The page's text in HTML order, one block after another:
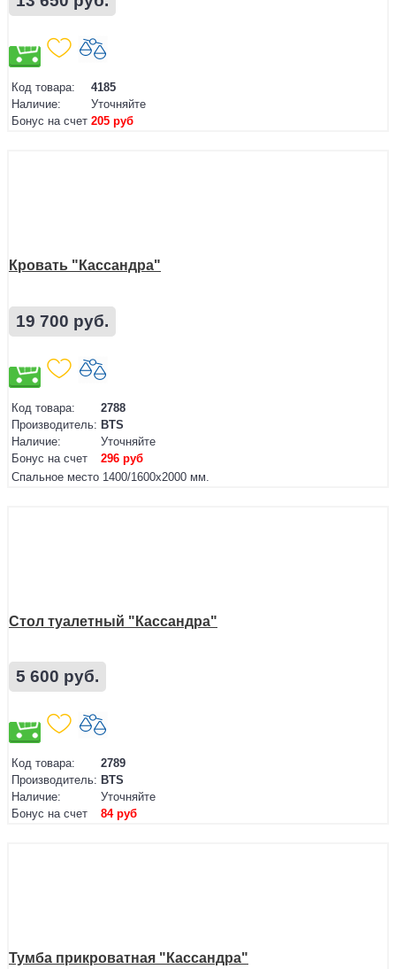
Код товара:
4185
Наличие:
Уточняйте
Бонус на счет 205 руб
Кровать "Кассандра"
19 700 руб.
Код товара:
2788
Производитель: BTS
Наличие:
Уточняйте
Бонус на счет
296 руб
Спальное место 1400/1600х2000 мм.
Стол туалетный "Кассандра"
5 600 руб.
Код товара:
2789
Производитель: BTS
Наличие:
Уточняйте
Бонус на счет
84 руб
Тумба прикроватная "Кассандра"